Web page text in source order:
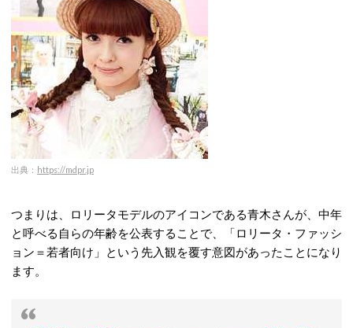
出典： https://mdpr.jp
つまりは、ロリータモデルのアイコンである青木さんが、中年
と呼べる自らの年齢を公表することで、「ロリータ・ファッシ
ョン＝若者向け」という先入観を覆す意図があったことになり
ます。